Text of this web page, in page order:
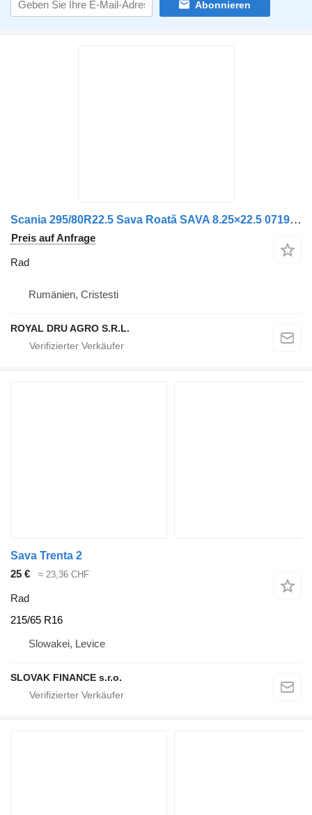
Abonnieren
Scania 295/80R22.5 Sava Roată SAVA 8.25×22.5 0719 26.10.23
Preis auf Anfrage
Rad
Rumänien, Cristesti
ROYAL DRU AGRO S.R.L.
Sava Trenta 2
25 €
≈ 23,36 CHF
Rad
215/65 R16
Slowakei, Levice
SLOVAK FINANCE s.r.o.